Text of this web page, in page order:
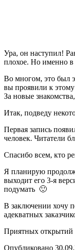
Ура, он наступил!
плохое. Но именно в
Во многом, это был
вы проявили к
За новые
Итак, подведу
Первая запись
человек. Читатели
Спасибо всем, кто
Я планирую
выходит его 3-я
подумать 🙂
В заключении хочу
адекватных
Приятных
Опубликовано